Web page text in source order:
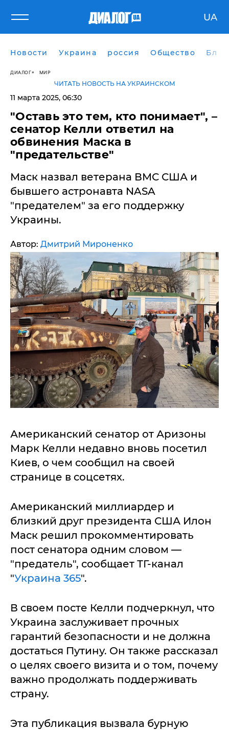
UA
Новости Украина россия Общество
ДИАЛОГ МИР
ЧИТАТЬ НОВОСТЬ НА УКРАИНСКОМ
11 марта 2025, 06:30
​"Оставь это тем, кто понимает", –
сенатор Келли ответил на
обвинения Маска в
"предательстве"
Маск назвал ветерана ВМС США и
бывшего астронавта NASA
"предателем" за его поддержку
Украины.
Автор: Дмитрий Мироненко
Американский сенатор от Аризоны
Марк Келли недавно вновь посетил
Киев, о чем сообщил на своей
странице в соцсетях.
Американский миллиардер и
близкий друг президента США Илон
Маск решил прокомментировать
пост сенатора одним словом —
"предатель", сообщает ТГ-канал
"Украина 365".
В своем посте Келли подчеркнул, что
Украина заслуживает прочных
гарантий безопасности и не должна
достаться Путину. Он также рассказал
о целях своего визита и о том, почему
важно продолжать поддерживать
страну.
Эта публикация вызвала бурную